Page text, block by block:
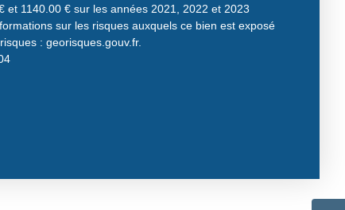
et 1140.00 € sur les années 2021, 2022 et 2023
sur les risques auxquels ce bien est exposé
: georisques.gouv.fr.